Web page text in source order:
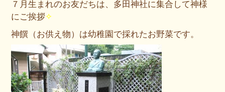
７月生まれのお友だちは、 多田神社に集合して神様
にご挨拶✧
神饌（お供え物）は幼稚園で採れたお野菜です。